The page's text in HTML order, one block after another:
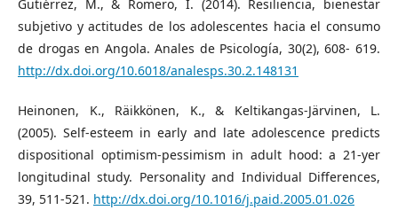
Gutiérrez, M., & Romero, I. (2014). Resiliencia, bienestar
subjetivo y actitudes de los adolescentes hacia el consumo
de drogas en Angola. Anales de Psicología, 30(2), 608- 619.
http://dx.doi.org/10.6018/analesps.30.2.148131
Heinonen, K., Räikkönen, K., & Keltikangas-Järvinen, L.
(2005). Self-esteem in early and late adolescence predicts
dispositional optimism-pessimism in adult hood: a 21-yer
longitudinal study. Personality and Individual Differences,
39, 511-521. http://dx.doi.org/10.1016/j.paid.2005.01.026